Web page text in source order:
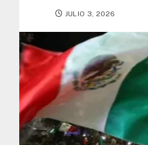
JULIO 3, 2026